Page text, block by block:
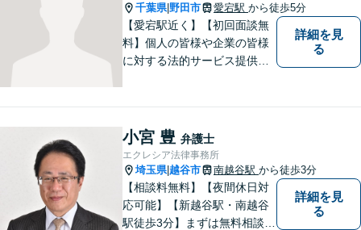
千葉県| 野田市 愛宕駅 から徒歩5分
【愛宕駅近く】【初回面談無
料】個人の皆様や企業の皆様
に対する法的サービス提供に
務など、幅広く対応します。
【当日／夜間／休日対応可】
お気軽にご相談ください。
詳細を見
る
小宮 豊 弁護士
エクレシア法律事務所
埼玉県|越谷市 南越谷駅 から徒歩3分
【相談料無料】【夜間休日対
応可能】【新越谷駅・南越谷
駅徒歩3分】まずは無料相談
詳細を見
る